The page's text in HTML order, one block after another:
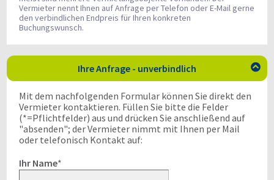
Vermieter nennt Ihnen auf Anfrage per Telefon oder E-Mail gerne
den verbindlichen Endpreis für Ihren konkreten
Buchungswunsch.
Ihre Anfrage - unverbindlich 
Mit dem nachfolgenden Formular können Sie direkt den
Vermieter kontaktieren. Füllen Sie bitte die Felder
(*=Pflichtfelder) aus und drücken Sie anschließend auf
"absenden"; der Vermieter nimmt mit Ihnen per Mail
oder telefonisch Kontakt auf:
Ihr Name*